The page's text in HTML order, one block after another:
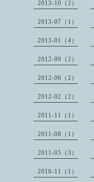
2013-10（2）
2013-07（1）
2013-01（4）
2012-09（2）
2012-06（2）
2012-02（2）
2011-11（1）
2011-08（1）
2011-05（3）
2010-11（1）